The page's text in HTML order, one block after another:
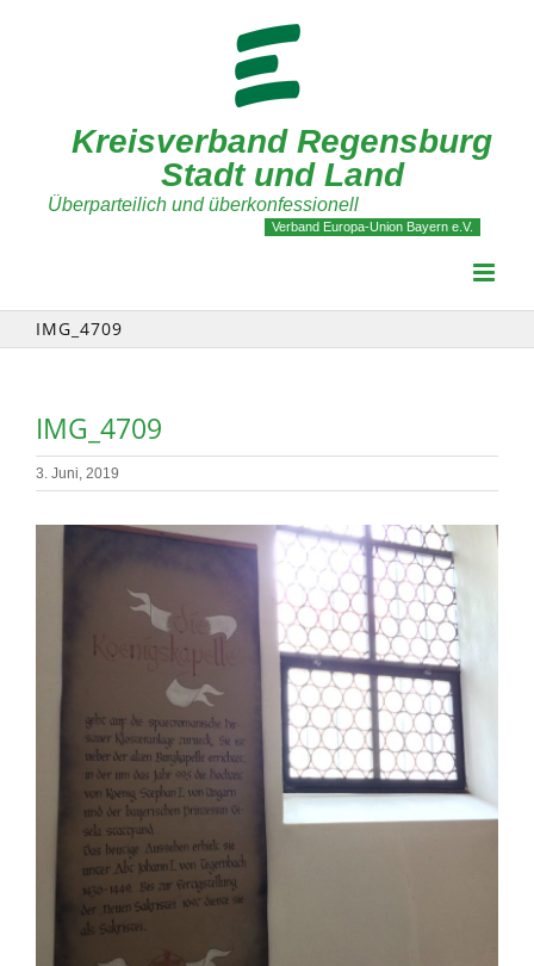
Kreisverband Regensburg
Stadt und Land
Überparteilich und überkonfessionell
Verband Europa-Union Bayern e.V.
IMG_4709
IMG_4709
3. Juni, 2019